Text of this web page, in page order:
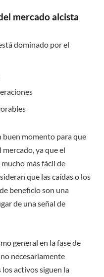
mercado alcista
dominado por el
buen momento para que
ya que el
más fácil de
que las caídas o los
beneficio son una
de una señal de
general en la fase de
necesariamente
activos siguen la